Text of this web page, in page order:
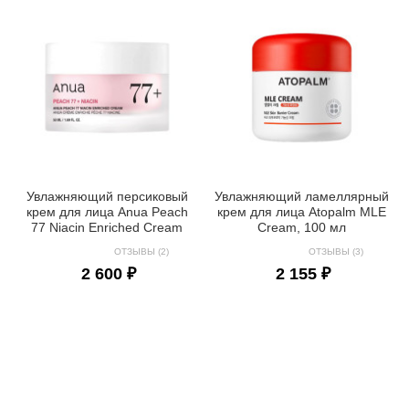
Увлажняющий персиковый
крем для лица Anua Peach
77 Niacin Enriched Cream
ОТЗЫВЫ (2)
2 600 ₽
Увлажняющий ламеллярный
крем для лица Atopalm MLE
Cream, 100 мл
ОТЗЫВЫ (3)
2 155 ₽